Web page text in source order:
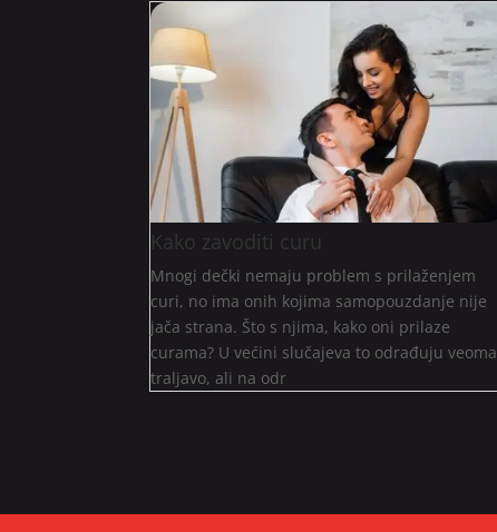
Kako zavoditi curu
Mnogi dečki nemaju problem s prilaženjem
curi, no ima onih kojima samopouzdanje nije
jača strana. Što s njima, kako oni prilaze
curama? U većini slučajeva to odrađuju veoma
traljavo, ali na odr